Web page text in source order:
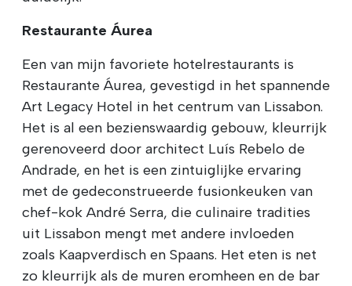
Restaurante Áurea
Een van mijn favoriete hotelrestaurants is
Restaurante Áurea, gevestigd in het spannende
Art Legacy Hotel in het centrum van Lissabon.
Het is al een bezienswaardig gebouw, kleurrijk
gerenoveerd door architect Luís Rebelo de
Andrade, en het is een zintuiglijke ervaring
met de gedeconstrueerde fusionkeuken van
chef-kok André Serra, die culinaire tradities
uit Lissabon mengt met andere invloeden
zoals Kaapverdisch en Spaans. Het eten is net
zo kleurrijk als de muren eromheen en de bar